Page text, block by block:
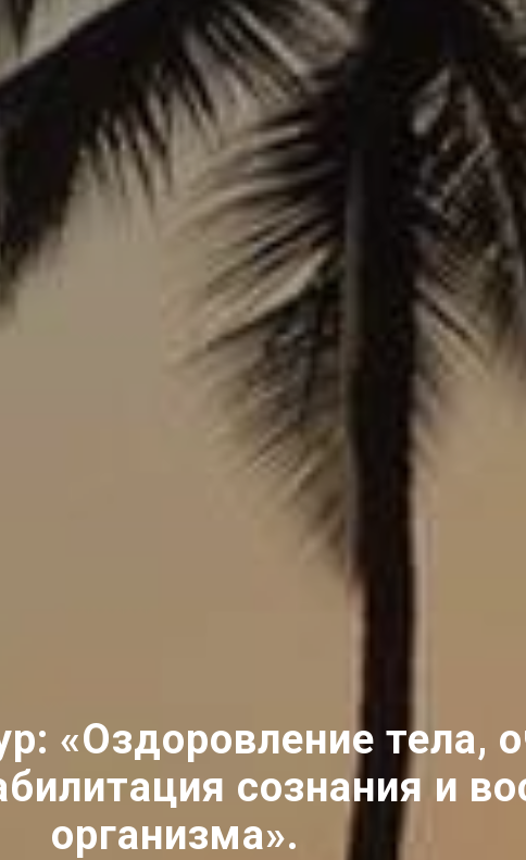
«Оздоровление тела,
сознания и
организма».